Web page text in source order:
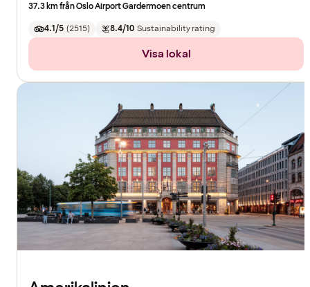
37.3 km från Oslo Airport Gardermoen centrum
4.1/5 (2515) 8.4/10 Sustainability rating
Visa lokal